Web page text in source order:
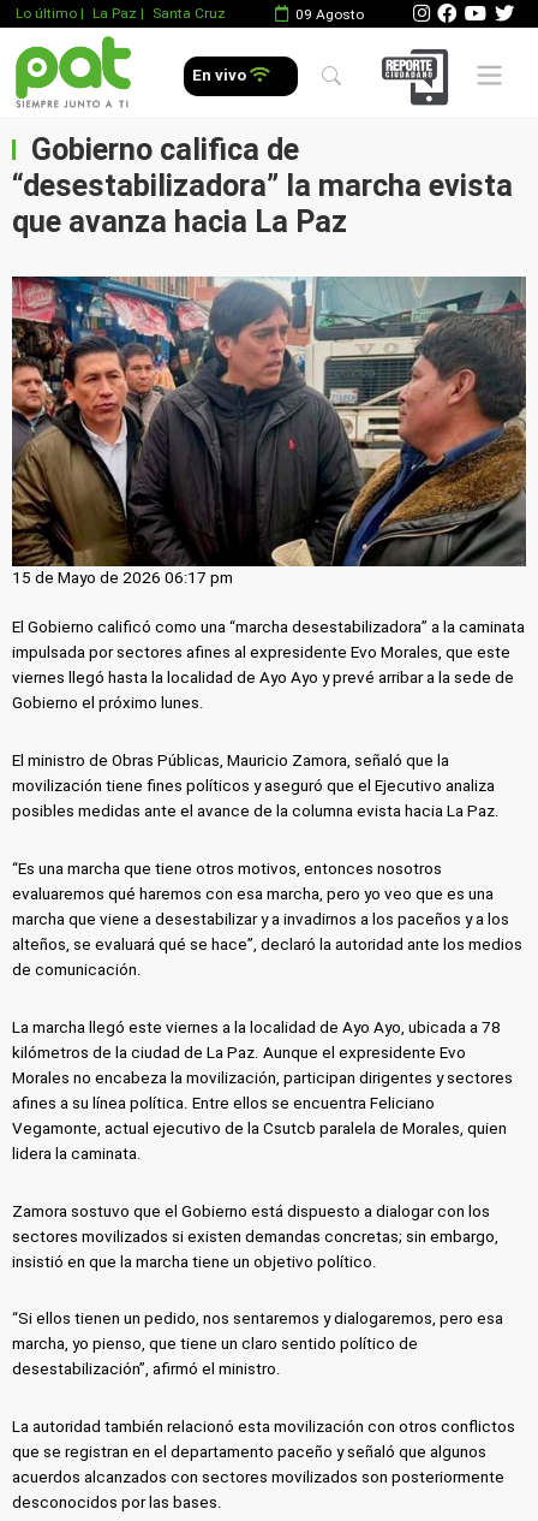
Lo último | La Paz | Santa Cruz 09 Agosto
En vivo Mobile
Gobierno califica de
“desestabilizadora” la marcha evista
que avanza hacia La Paz
15 de Mayo de 2026 06:17 pm
El Gobierno calificó como una “marcha desestabilizadora” a la caminata
impulsada por sectores afines al expresidente Evo Morales, que este
viernes llegó hasta la localidad de Ayo Ayo y prevé arribar a la sede de
Gobierno el próximo lunes.
El ministro de Obras Públicas, Mauricio Zamora, señaló que la
movilización tiene fines políticos y aseguró que el Ejecutivo analiza
posibles medidas ante el avance de la columna evista hacia La Paz.
“Es una marcha que tiene otros motivos, entonces nosotros
evaluaremos qué haremos con esa marcha, pero yo veo que es una
marcha que viene a desestabilizar y a invadirnos a los paceños y a los
alteños, se evaluará qué se hace”, declaró la autoridad ante los medios
de comunicación.
La marcha llegó este viernes a la localidad de Ayo Ayo, ubicada a 78
kilómetros de la ciudad de La Paz. Aunque el expresidente Evo
Morales no encabeza la movilización, participan dirigentes y sectores
afines a su línea política. Entre ellos se encuentra Feliciano
Vegamonte, actual ejecutivo de la Csutcb paralela de Morales, quien
lidera la caminata.
Zamora sostuvo que el Gobierno está dispuesto a dialogar con los
sectores movilizados si existen demandas concretas; sin embargo,
insistió en que la marcha tiene un objetivo político.
“Si ellos tienen un pedido, nos sentaremos y dialogaremos, pero esa
marcha, yo pienso, que tiene un claro sentido político de
desestabilización”, afirmó el ministro.
La autoridad también relacionó esta movilización con otros conflictos
que se registran en el departamento paceño y señaló que algunos
acuerdos alcanzados con sectores movilizados son posteriormente
desconocidos por las bases.